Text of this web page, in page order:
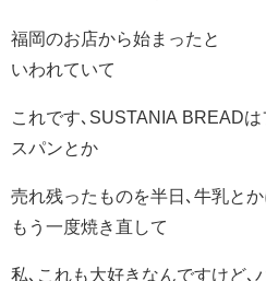
福岡のお店から始まったと
いわれていて
これです､SUSTANIA BREADは
スパンとか
売れ残ったものを半日､牛乳とか
もう一度焼き直して
私､これも大好きなんですけど､